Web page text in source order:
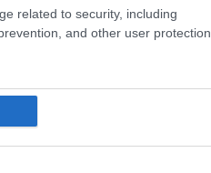
related to security, including
and other user protection.